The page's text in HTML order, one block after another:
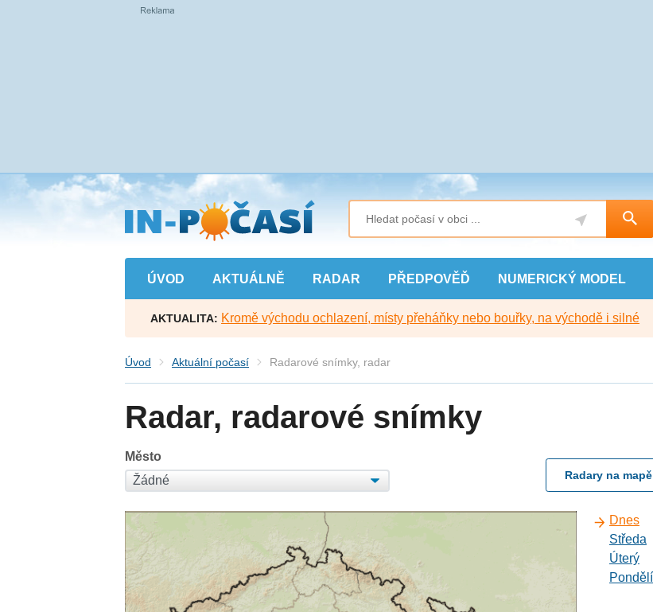
Přejít
na
hlavní
obsah
ÚVOD AKTUÁLNĚ RADAR PŘEDPOVĚĎ NUMERICKÝ MODEL
AKTUALITA: Kromě východu ochlazení, místy přeháňky nebo bouřky, na východě i silné
Úvod Aktuální počasí Radarové snímky, radar
Radar, radarové snímky
Město
Radary na mapě
Dnes
Středa
Úterý
Pondělí